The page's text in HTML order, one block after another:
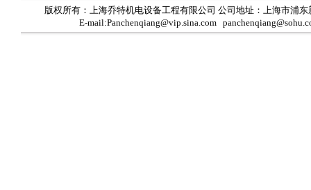
版权所有：上海乔特机电设备工程有限公司 公司地址：上海市浦
E-mail:Panchenqiang@vip.sina.com